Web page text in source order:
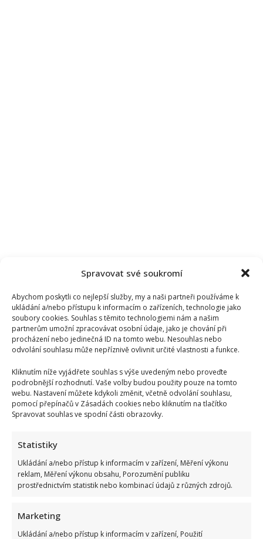
Spravovat své soukromí
Abychom poskytli co nejlepší služby, my a naši partneři používáme k
ukládání a/nebo přístupu k informacím o zařízeních, technologie jako
soubory cookies. Souhlas s těmito technologiemi nám a našim
partnerům umožní zpracovávat osobní údaje, jako je chování při
procházení nebo jedinečná ID na tomto webu. Nesouhlas nebo
odvolání souhlasu může nepříznivě ovlivnit určité vlastnosti a funkce.
Kliknutím níže vyjádřete souhlas s výše uvedeným nebo proveďte
podrobnější rozhodnutí. Vaše volby budou použity pouze na tomto
webu. Nastavení můžete kdykoli změnit, včetně odvolání souhlasu,
pomocí přepínačů v Zásadách cookies nebo kliknutím na tlačítko
Spravovat souhlas ve spodní části obrazovky.
Statistiky
Ukládání a/nebo přístup k informacím v zařízení, Měření výkonu
reklam, Měření výkonu obsahu, Porozumění publiku
prostřednictvím statistik nebo kombinací údajů z různých zdrojů.
Marketing
Ukládání a/nebo přístup k informacím v zařízení, Použití